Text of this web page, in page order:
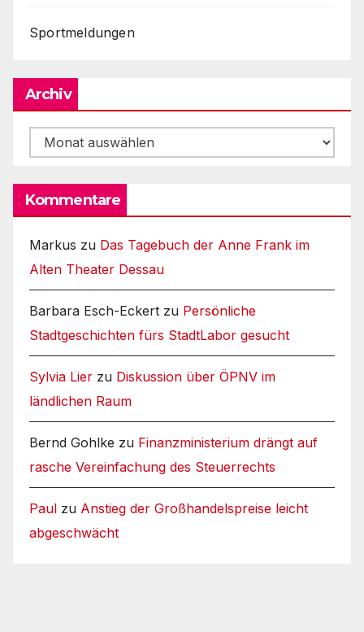
Sportmeldungen
Archiv
Archiv
Kommentare
Markus zu Das Tagebuch der Anne Frank im
Alten Theater Dessau
Barbara Esch-Eckert zu Persönliche
Stadtgeschichten fürs StadtLabor gesucht
Sylvia Lier zu Diskussion über ÖPNV im
ländlichen Raum
Bernd Gohlke zu Finanzministerium drängt auf
rasche Vereinfachung des Steuerrechts
Paul zu Anstieg der Großhandelspreise leicht
abgeschwächt